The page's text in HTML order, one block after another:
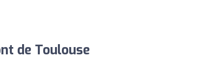
de Toulouse